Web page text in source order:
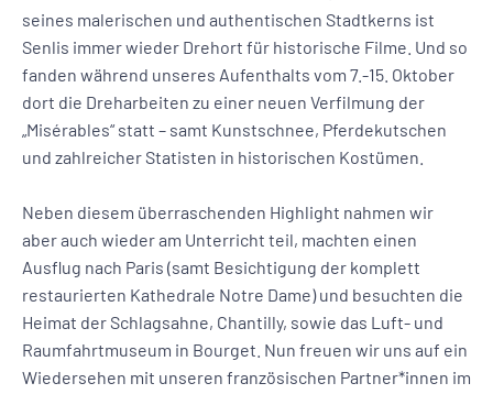
seines malerischen und authentischen Stadtkerns ist
Senlis immer wieder Drehort für historische Filme. Und so
fanden während unseres Aufenthalts vom 7.-15. Oktober
dort die Dreharbeiten zu einer neuen Verfilmung der
„Misérables“ statt – samt Kunstschnee, Pferdekutschen
und zahlreicher Statisten in historischen Kostümen.
Neben diesem überraschenden Highlight nahmen wir
aber auch wieder am Unterricht teil, machten einen
Ausflug nach Paris (samt Besichtigung der komplett
restaurierten Kathedrale Notre Dame) und besuchten die
Heimat der Schlagsahne, Chantilly, sowie das Luft- und
Raumfahrtmuseum in Bourget. Nun freuen wir uns auf ein
Wiedersehen mit unseren französischen Partner*innen im